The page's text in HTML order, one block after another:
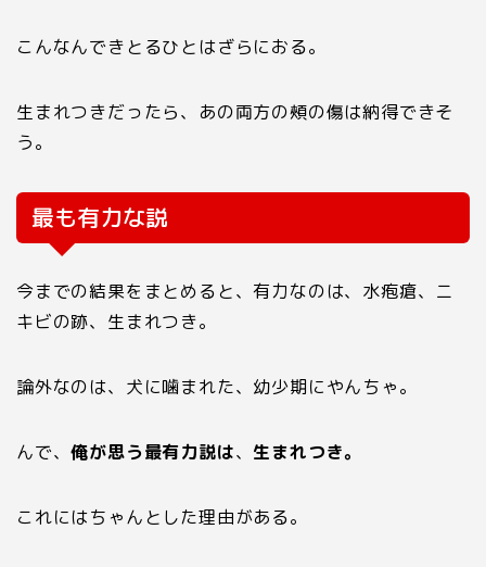
こんなんできとるひとはざらにおる。
生まれつきだったら、あの両方の頰の傷は納得できそ
う。
最も有力な説
今までの結果をまとめると、有力なのは、水疱瘡、ニ
キビの跡、生まれつき。
論外なのは、犬に噛まれた、幼少期にやんちゃ。
んで、俺が思う最有力説は、 生まれつき。
これにはちゃんとした理由がある。